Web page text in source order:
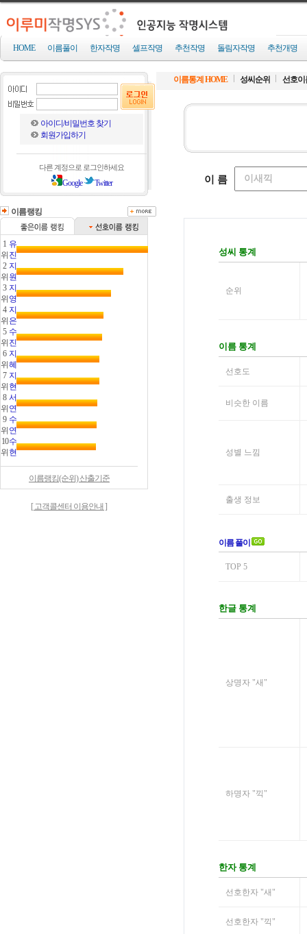
HOME 이름풀이 한자작명 셀프작명 추천작명 돌림자작명 추천개명
아이디/비밀번호 찾기
회원가입하기
다른 계정으로 로그인하세요
Google Twitter
이름랭킹
1
위
유
진
2
위
지
원
3
위
지
영
4
위
지
은
5
위
수
진
6
위
지
혜
7
위
지
현
8
위
서
연
9
위
수
연
10
위
수
현
이름랭킹(순위) 산출기준
[ 고객콜센터 이용안내 ]
이름통계 HOME 성씨순위 선호